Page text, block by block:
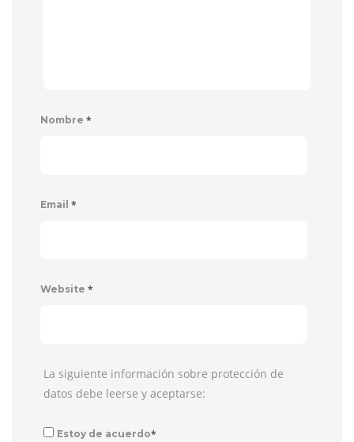
Nombre *
Email *
Website *
La siguiente información sobre protección de
datos debe leerse y aceptarse:
Estoy de acuerdo*